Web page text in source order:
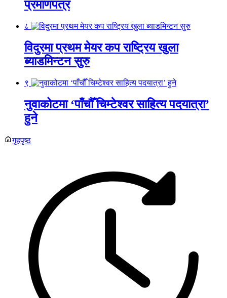
प्रमाणपत्र
८
विदुरमा प्रथम मेयर कप राष्ट्रिय खुला
ब्याडमिन्टन सुरु
९
नुवाकोटमा ‘पाँचौँ चिम्टेश्वर साहित्य पदयात्रा’
हुने
गृहपृष्ठ